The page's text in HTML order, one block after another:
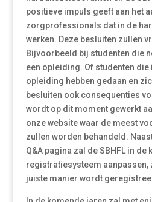
positieve impuls geeft aan het
zorgprofessionals dat in de
werken. Deze besluiten zullen
Bijvoorbeeld bij studenten die
een opleiding. Of studenten die
opleiding hebben gedaan en
besluiten ook consequenties
wordt op dit moment gewerkt
onze website waar de meest
zullen worden behandeld.
Q&A pagina zal de SBHFL in
registratiesysteem aanpassen,
juiste manier wordt